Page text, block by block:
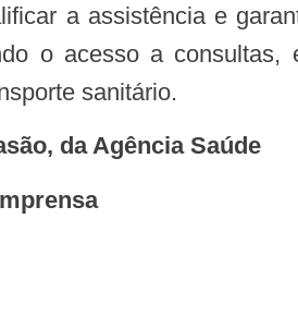
o acesso a
sanitário.
da Agência Saúde